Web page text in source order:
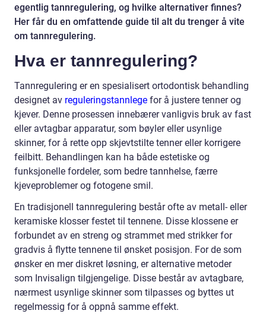
egentlig tannregulering, og hvilke alternativer finnes?
Her får du en omfattende guide til alt du trenger å vite
om tannregulering.
Hva er tannregulering?
Tannregulering er en spesialisert ortodontisk behandling
designet av reguleringstannlege for å justere tenner og
kjever. Denne prosessen innebærer vanligvis bruk av fast
eller avtagbar apparatur, som bøyler eller usynlige
skinner, for å rette opp skjevtstilte tenner eller korrigere
feilbitt. Behandlingen kan ha både estetiske og
funksjonelle fordeler, som bedre tannhelse, færre
kjeveproblemer og fotogene smil.
En tradisjonell tannregulering består ofte av metall- eller
keramiske klosser festet til tennene. Disse klossene er
forbundet av en streng og strammet med strikker for
gradvis å flytte tennene til ønsket posisjon. For de som
ønsker en mer diskret løsning, er alternative metoder
som Invisalign tilgjengelige. Disse består av avtagbare,
nærmest usynlige skinner som tilpasses og byttes ut
regelmessig for å oppnå samme effekt.